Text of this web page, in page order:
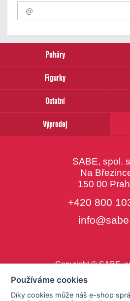
Pro
odběr
našich
email
Poháry
Figurky
Ostatní
Výprodej
SABE, spol.
Na
150 00
+420 800
Copyright © SABE,
Používáme cookies
Díky cookies může náš e-shop